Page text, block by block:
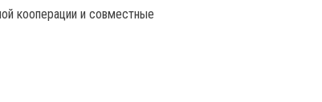
кооперации и совместные